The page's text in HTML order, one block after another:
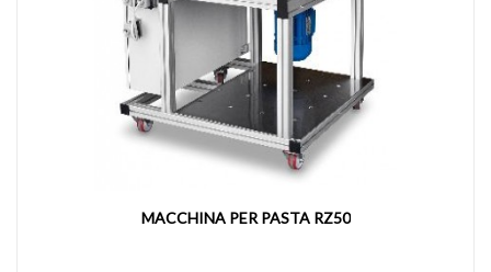
MACCHINA PER PASTA RZ50